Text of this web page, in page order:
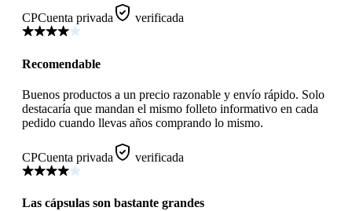
CPCuenta privada verificada
Recomendable
Buenos productos a un precio razonable y envío rápido. Solo
destacaría que mandan el mismo folleto informativo en cada
pedido cuando llevas años comprando lo mismo.
CPCuenta privada verificada
Las cápsulas son bastante grandes